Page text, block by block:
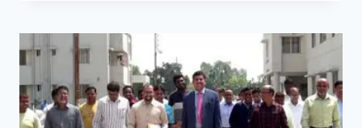
রেকর্ড
৯
কোটি
১৭
লাখ
টাকা